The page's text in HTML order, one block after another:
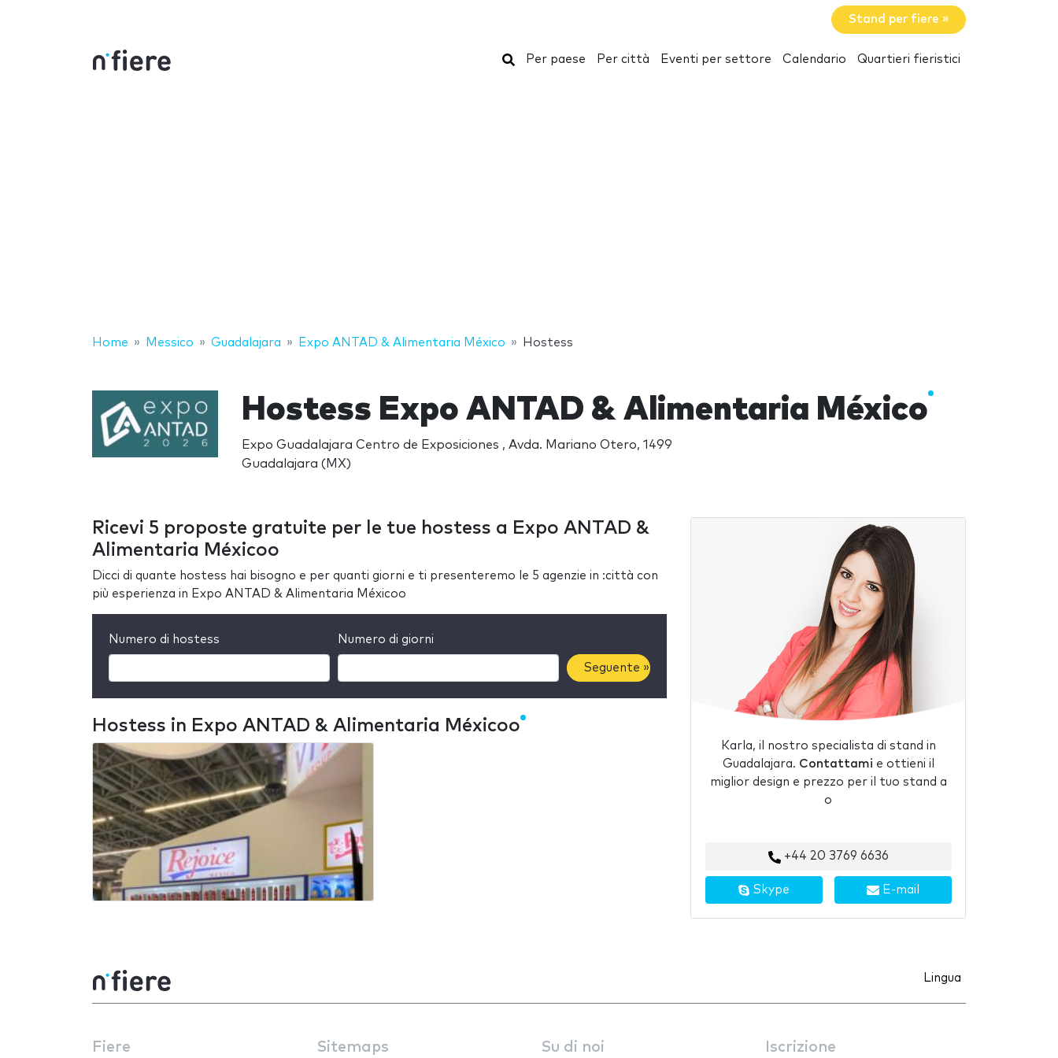
Stand per fiere »
Cerca
Per paese Per città Eventi per settore Calendario Quartieri fieristici
Home Messico Guadalajara Expo ANTAD & Alimentaria México Hostess
Hostess Expo ANTAD & Alimentaria México
Expo Guadalajara Centro de Exposiciones , Avda. Mariano Otero, 1499
Guadalajara (MX)
Ricevi 5 proposte gratuite per le tue hostess a Expo ANTAD &
Alimentaria Méxicoo
Dicci di quante hostess hai bisogno e per quanti giorni e ti presenteremo le 5 agenzie in :città con
più esperienza in Expo ANTAD & Alimentaria Méxicoo
Numero di hostess Numero di giorni
Seguente »
Hostess in Expo ANTAD & Alimentaria Méxicoo
Karla, il nostro specialista di stand in
Guadalajara. Contattami e ottieni il
miglior design e prezzo per il tuo stand a
o
+44 20 3769 6636
Skype E-mail
Lingua
Fiere Sitemaps Su di noi Iscrizione